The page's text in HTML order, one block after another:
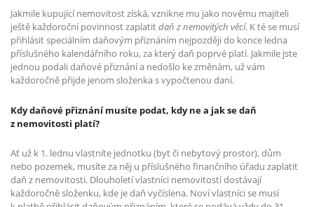
Jakmile kupující nemovitost získá, vznikne mu jako novému majiteli
ještě každoroční povinnost zaplatitdaň z nemovitých věcí. K té se musí
přihlásit speciálním daňovým přiznáním nejpozději do konce ledna
příslušného kalendářního roku, za který daň poprvé platí. Jakmile jste
jednou podali daňové přiznání a nedošlo ke změnám, už vám
každoročně přijde jenom složenka s vypočtenou daní.
Kdy daňové přiznání musíte podat, kdy ne a jak se daň
z nemovitosti platí?
Ať už k 1. lednu vlastníte jednotku (byt či nebytový prostor), dům
nebo pozemek, musíte za něj u příslušného finančního úřadu zaplatit
daň z nemovitosti. Dlouholetí vlastníci nemovitostí dostávají
každoročně složenku, kde je daň vyčíslena. Noví vlastníci se musí